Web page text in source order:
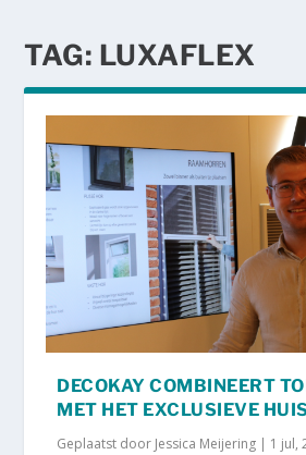
TAG: LUXAFLEX
DECOKAY COMBINEERT
MET HET EXCLUSIEVE
Geplaatst door Jessica Meijering | 1 jul,